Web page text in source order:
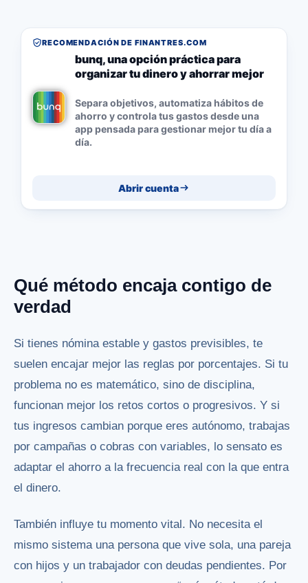
RECOMENDACIÓN DE FINANTRES.COM
bunq, una opción práctica para
organizar tu dinero y ahorrar mejor
Separa objetivos, automatiza hábitos de
ahorro y controla tus gastos desde una
app pensada para gestionar mejor tu día a
día.
Abrir cuenta
Qué método encaja contigo de
verdad
Si tienes nómina estable y gastos previsibles, te
suelen encajar mejor las reglas por porcentajes. Si tu
problema no es matemático, sino de disciplina,
funcionan mejor los retos cortos o progresivos. Y si
tus ingresos cambian porque eres autónomo, trabajas
por campañas o cobras con variables, lo sensato es
adaptar el ahorro a la frecuencia real con la que entra
el dinero.
También influye tu momento vital. No necesita el
mismo sistema una persona que vive sola, una pareja
con hijos y un trabajador con deudas pendientes. Por